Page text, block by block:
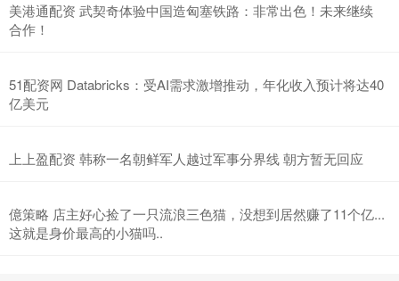
美港通配资 武契奇体验中国造匈塞铁路：非常出色！未来继续
合作！
51配资网 Databricks：受AI需求激增推动，年化收入预计将达40
亿美元
上上盈配资 韩称一名朝鲜军人越过军事分界线 朝方暂无回应
億策略 店主好心捡了一只流浪三色猫，没想到居然赚了11个亿...
这就是身价最高的小猫吗..